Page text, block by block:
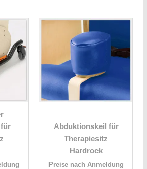
Abduktionskeil für
Therapiesitz
Hardrock
Preise nach Anmeldung